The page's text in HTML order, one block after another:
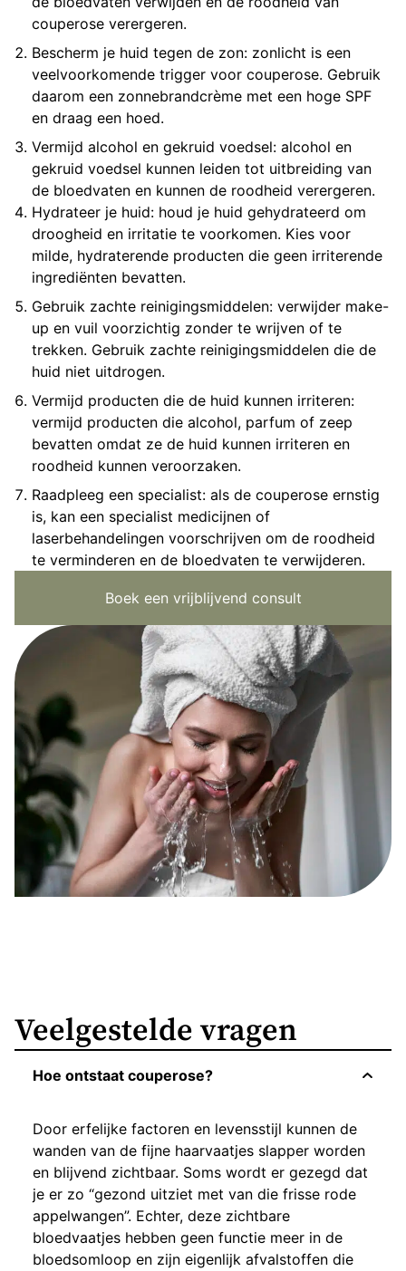
couperose verergeren.
Bescherm je huid tegen de zon: zonlicht is een
veelvoorkomende trigger voor couperose. Gebruik
daarom een zonnebrandcrème met een hoge SPF
en draag een hoed.
Vermijd alcohol en gekruid voedsel: alcohol en
gekruid voedsel kunnen leiden tot uitbreiding van
de bloedvaten en kunnen de roodheid verergeren.
Hydrateer je huid: houd je huid gehydrateerd om
droogheid en irritatie te voorkomen. Kies voor
milde, hydraterende producten die geen irriterende
ingrediënten bevatten.
Gebruik zachte reinigingsmiddelen: verwijder make-
up en vuil voorzichtig zonder te wrijven of te
trekken. Gebruik zachte reinigingsmiddelen die de
huid niet uitdrogen.
Vermijd producten die de huid kunnen irriteren:
vermijd producten die alcohol, parfum of zeep
bevatten omdat ze de huid kunnen irriteren en
roodheid kunnen veroorzaken.
Raadpleeg een specialist: als de couperose ernstig
is, kan een specialist medicijnen of
laserbehandelingen voorschrijven om de roodheid
te verminderen en de bloedvaten te verwijderen.
Boek een vrijblijvend consult
Veelgestelde vragen
Hoe ontstaat couperose?
Door erfelijke factoren en levensstijl kunnen de
wanden van de fijne haarvaatjes slapper worden
en blijvend zichtbaar. Soms wordt er gezegd dat
je er zo “gezond uitziet met van die frisse rode
appelwangen”. Echter, deze zichtbare
bloedvaatjes hebben geen functie meer in de
bloedsomloop en zijn eigenlijk afvalstoffen die